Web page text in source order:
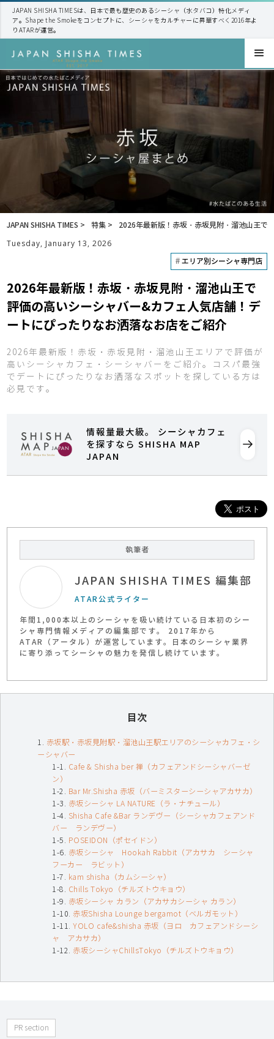
JAPAN SHISHA TIMESは、日本で最も歴史のあるシーシャ（水タバコ）特化メディ
ア。Shape the Smokeをコンセプトに、シーシャをカルチャーに昇華すべく2016年よ
りATARが運営。
JAPAN SHISHA TIMES > 特集 > 2026年最新版！赤坂・赤坂見附・溜池山王で
Tuesday, January 13, 2026
# エリア別シーシャ専門店
2026年最新版！赤坂・赤坂見附・溜池山王で
評価の高いシーシャバー&カフェ人気店舗！デ
ートにぴったりなお洒落なお店をご紹介
2026年最新版！赤坂・赤坂見附・溜池山王エリアで評価が
高いシーシャカフェ・シーシャバーをご紹介。コスパ最強
でデートにぴったりなお洒落なスポットを探している方は
必見です。
情報量最大級。 シーシャカフェ
を探すなら SHISHA MAP
JAPAN
執筆者
JAPAN SHISHA TIMES 編集部
ATAR公式ライター
年間1,000本以上のシーシャを吸い続けている日本初のシー
シャ専門情報メディアの編集部です。 2017年から
ATAR（アータル）が運営しています。日本のシーシャ業界
に寄り添ってシーシャの魅力を発信し続けています。
目次
‍赤坂駅・赤坂見附駅・溜池山王駅エリアのシーシャカフェ・シ
ーシャバー
Cafe & Shisha ber 禅（カフェアンドシーシャバーゼ
ン）
Bar Mr.Shisha 赤坂（バーミスターシーシャアカサカ）
赤坂シーシャ LA NATURE（ラ・ナチュール）
Shisha Cafe &Bar ランデヴー（シーシャカフェアンド
バー ランデヴー）
POSEIDON（ポセイドン）
赤坂シーシャ Hookah Rabbit（アカサカ シーシャ
フーカー ラビット）
kam shisha（カムシーシャ）
Chills Tokyo（チルズトウキョウ）
赤坂シーシャ カラン（アカサカシーシャ カラン）
赤坂Shisha Lounge bergamot（ベルガモット）
YOLO cafe&shisha 赤坂（ヨロ カフェアンドシーシ
ャ アカサカ）
赤坂シーシャChillsTokyo（チルズトウキョウ）
PR section